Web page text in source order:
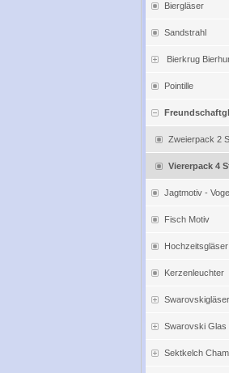
Biergläser
Sandstrahl
Bierkrug
Pointille
Zweierpack 2
Viererpack 4
Jagtmotiv -
Fisch Motiv
Hochzeitsgläser
Kerzenleuchter
Swarovskigläser
Swarovski Glas
Sektkelch